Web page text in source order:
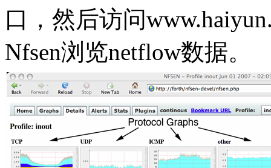
口，然后访问
Nfsen浏览netflow数据。